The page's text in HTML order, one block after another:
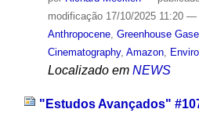
modificação17/10/2025 11:20 —
Anthropocene, Greenhouse
Cinematography, Amazon,
Localizado em NEWS
"Estudos Avançados"